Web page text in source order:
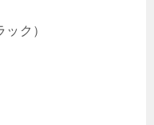
ク）